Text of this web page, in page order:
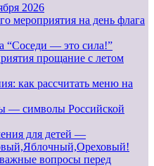
2026
мероприятия на день флага
“Соседи — это сила!”
прощание с летом
как рассчитать меню на
— символы Российской
для детей —
вопросы перед